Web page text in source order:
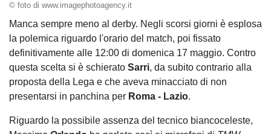
© foto di www.imagephotoagency.it
Manca sempre meno al derby. Negli scorsi giorni è esplosa
la polemica riguardo l'orario del match, poi fissato
definitivamente alle 12:00 di domenica 17 maggio. Contro
questa scelta si è schierato Sarri, da subito contrario alla
proposta della Lega e che aveva minacciato di non
presentarsi in panchina per Roma - Lazio.
Riguardo la possibile assenza del tecnico biancoceleste,